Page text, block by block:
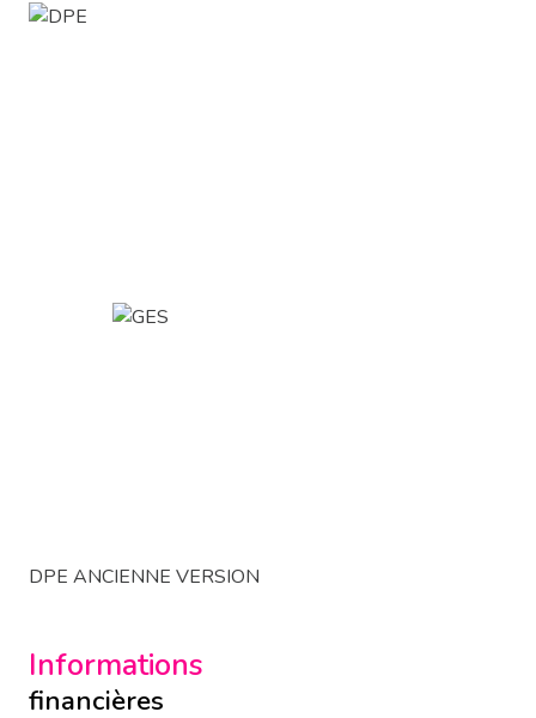
DPE ANCIENNE VERSION
Informations
financières